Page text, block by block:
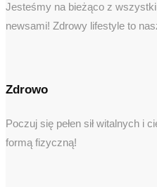
Jesteśmy na bieżąco z
newsami! Zdrowy lifestyle to
Zdrowo
Poczuj się pełen sił witalnych i
formą fizyczną!